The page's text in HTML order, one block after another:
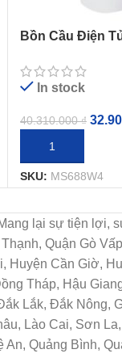
Bồn Cầu Điện
In stock
40.310.000₫
THÊM VÀO GIỎ
SKU: MS688W4
lại sự tiện
Quận Gò
Cần Giờ,
Tháp, Hậu
Lắk, Đắk
Lào Cai, Sơn
Quảng Bình,